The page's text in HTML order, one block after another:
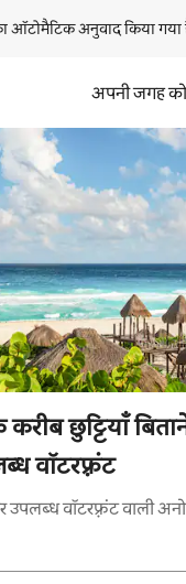
ऑटोमैटिक अनुवाद किया गया
अपनी जगह
छुट्टियाँ
वॉटरफ़्रंट
उपलब्ध वॉटरफ़्रंट वाली